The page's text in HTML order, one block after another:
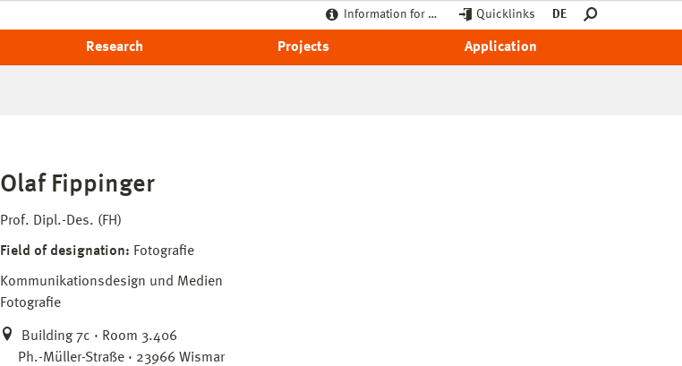
Information for … Quicklinks DE
Research Projects Application
Olaf Fippinger
Prof. Dipl.-Des. (FH)
Field of designation: Fotografie
Kommunikationsdesign und Medien
Fotografie
Building 7c · Room 3.406
Ph.-Müller-Straße · 23966 Wismar